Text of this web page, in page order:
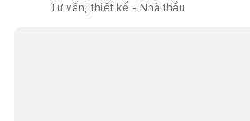
Tư vấn, thiết kế - Nhà thầu